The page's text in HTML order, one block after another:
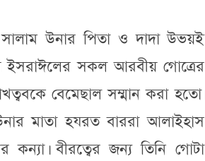
উনার পিতা ও দাদা উভয়ই
ইসরাঈলের সকল আরবীয় গোত্রের
বেমেছাল সম্মান করা হতো।
মাতা হযরত বাররা আলাইহাস
বীরত্বের জন্য তিনি গোটা